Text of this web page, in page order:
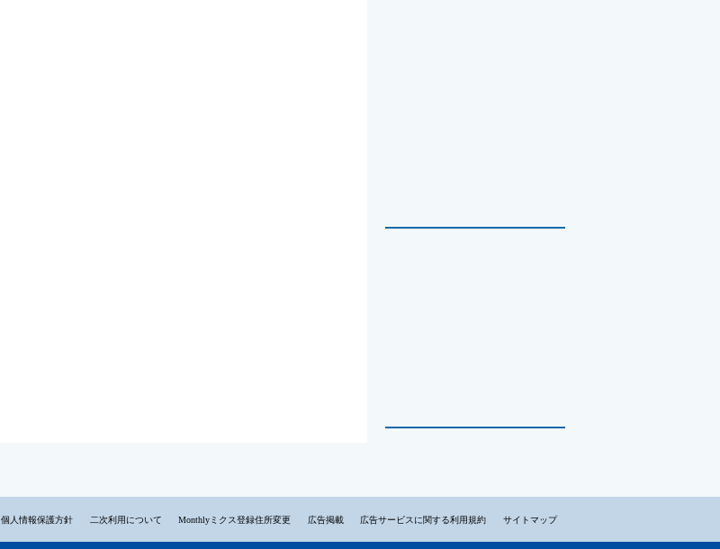
個人情報保護方針 二次利用について Monthlyミクス登録住所変更 広告掲載 広告サービスに関する利用規約 サイトマップ